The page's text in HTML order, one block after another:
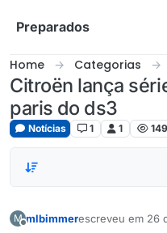
Preparados
Home Categorias
Citroën lança
paris do ds3
Notícias 1 1 149
M mlbimmerescreveu em 26
última edição por